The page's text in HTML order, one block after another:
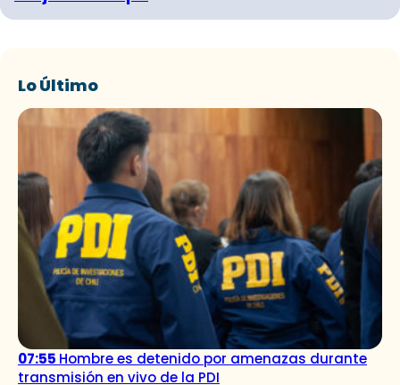
Lo Último
07:55 Hombre es detenido por amenazas durante
transmisión en vivo de la PDI